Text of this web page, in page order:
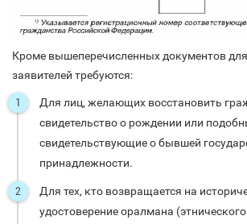
Кроме вышеперечисленных документов
заявителей требуются:
Для лиц, желающих восстановить
свидетельство о рождении или
свидетельствующие о бывшей
принадлежности.
Для тех, кто возвращается на
удостоверение оралмана